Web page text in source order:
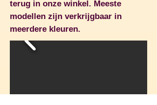
terug in onze winkel. Meeste
modellen zijn verkrijgbaar in
meerdere kleuren.